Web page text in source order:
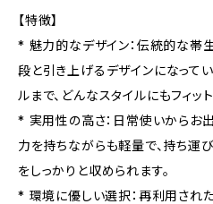
【特徴】
* 魅力的なデザイン：伝統的な帯
段と引き上げるデザインになって
ルまで、どんなスタイルにもフィット
* 実用性の高さ：日常使いからお
力を持ちながらも軽量で、持ち運
をしっかりと収められます。
* 環境に優しい選択：再利用され